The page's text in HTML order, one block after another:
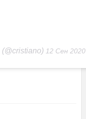
(@cristiano) 12 Сен 2020 в 9:39